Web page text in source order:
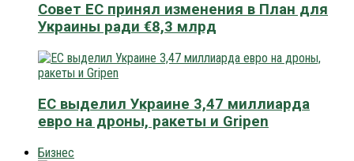
Совет ЕС принял изменения в План для
Украины ради €8,3 млрд
ЕС выделил Украине 3,47 миллиарда
евро на дроны, ракеты и Gripen
Бизнес